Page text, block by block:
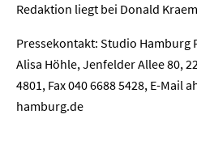
Redaktion liegt bei Donald
Pressekontakt: Studio Hamburg
Alisa Höhle, Jenfelder Allee 80,
4801, Fax 040 6688 5428, E-Mail
hamburg.de
Kontakt
Newsletter Datenschutz